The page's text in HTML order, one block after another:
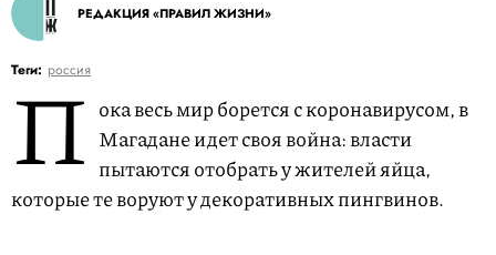
РЕДАКЦИЯ «ПРАВИЛ ЖИЗНИ»
Теги: россия
П ока весь мир борется с коронавирусом, в
Магадане идет своя война: власти
пытаются отобрать у жителей яйца,
которые те воруют у декоративных пингвинов.